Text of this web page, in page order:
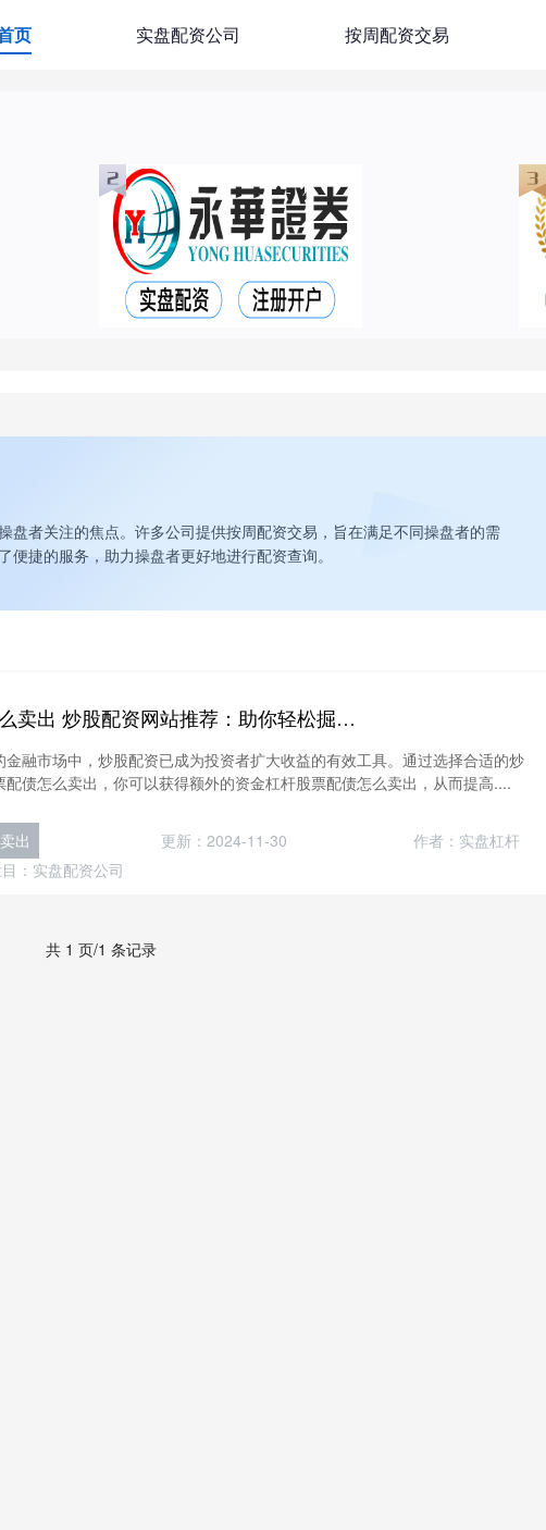
页 实盘配资公司 按周配资交易
盘者关注的焦点。许多公司提供按周配资交易，旨在满足不同操盘者的需
捷的服务，助力操盘者更好地进行配资查询。
股票配债怎么卖出 炒股配资网站推荐：助你轻松掘金股市
金融市场中，炒股配资已成为投资者扩大收益的有效工具。通过选择合适的炒
配债怎么卖出，你可以获得额外的资金杠杆股票配债怎么卖出，从而提高....
出 更新：2024-11-30
作者：实盘杠杆
： 实盘配资公司
共 1 页/1 条记录